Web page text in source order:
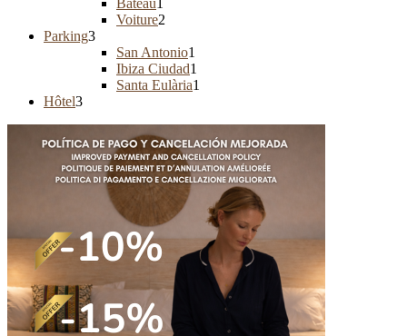
Bateau
Voiture2
Parking3
San Antonio1
Ibiza Ciudad1
Santa Eulària1
Hôtel3